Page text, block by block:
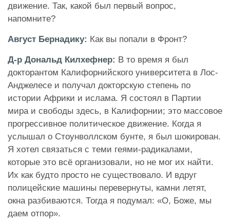
движение. Так, какой был первый вопрос,
напомните?
Август Бернадику: Как вы попали в Фронт?
Д-р Дональд Килхефнер: В то время я был
докторантом Калифорнийского университета в Лос-
Анджелесе и получал докторскую степень по
истории Африки и ислама. Я состоял в Партии
мира и свободы здесь, в Калифорнии; это массовое
прогрессивное политическое движение. Когда я
услышал о Стоунволлском бунте, я был шокирован.
Я хотел связаться с теми геями-радикалами,
которые это всё организовали, но не мог их найти.
Их как будто просто не существовало. И вдруг
полицейские машины перевернуты, камни летят,
окна разбиваются. Тогда я подумал: «О, Боже, мы
даем отпор».